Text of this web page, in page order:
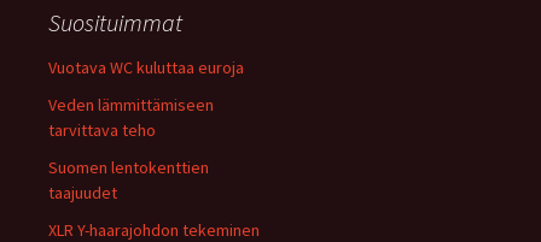
Suosituimmat
Vuotava WC kuluttaa euroja
Veden lämmittämiseen
tarvittava teho
Suomen lentokenttien
taajuudet
XLR Y-haarajohdon tekeminen